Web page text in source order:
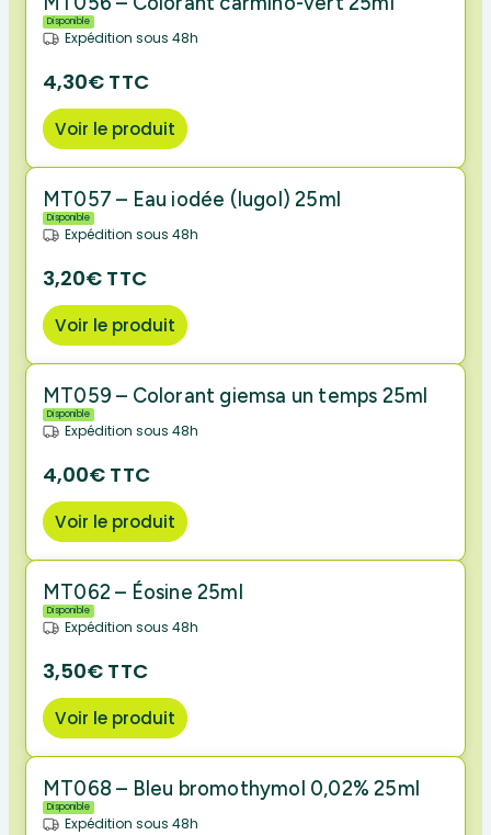
Disponible
Expédition sous 48h
4,30€ TTC
Voir le produit
MT057 – Eau iodée (lugol) 25ml
Disponible
Expédition sous 48h
3,20€ TTC
Voir le produit
MT059 – Colorant giemsa un temps 25ml
Disponible
Expédition sous 48h
4,00€ TTC
Voir le produit
MT062 – Éosine 25ml
Disponible
Expédition sous 48h
3,50€ TTC
Voir le produit
MT068 – Bleu bromothymol 0,02% 25ml
Disponible
Expédition sous 48h